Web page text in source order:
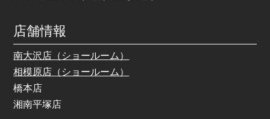
店舗情報
南大沢店（ショールーム）
相模原店（ショールーム）
橋本店
湘南平塚店